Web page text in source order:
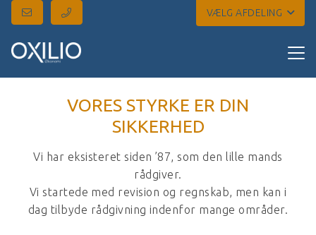
VÆLG AFDELING
VORES STYRKE ER DIN
SIKKERHED
Vi har eksisteret siden ’87, som den lille mands
rådgiver.
Vi startede med revision og regnskab, men kan i
dag tilbyde rådgivning indenfor mange områder.